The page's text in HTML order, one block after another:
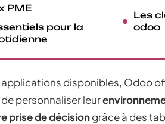
PME
pour la
Les
odoo
disponibles, Odoo
personnaliser leur
prise de décisiongrâce à des